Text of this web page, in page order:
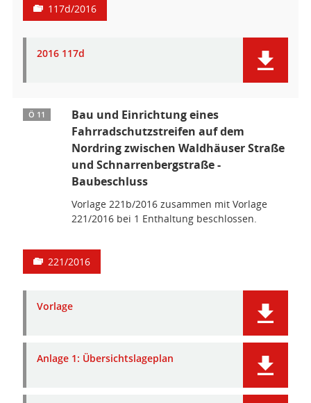
117d/2016
2016 117d
Ö 11
Bau und Einrichtung eines
Fahrradschutzstreifen auf dem
Nordring zwischen Waldhäuser Straße
und Schnarrenbergstraße -
Baubeschluss
Vorlage 221b/2016 zusammen mit Vorlage
221/2016 bei 1 Enthaltung beschlossen.
221/2016
Vorlage
Anlage 1: Übersichtslageplan